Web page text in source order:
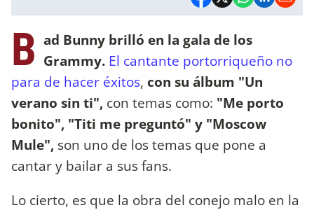
B ad Bunny brilló en la gala de los
Grammy. El cantante portorriqueño no
para de hacer éxitos, con su álbum "Un
verano sin ti", con temas como: "Me porto
bonito", "Titi me preguntó" y "Moscow
Mule", son uno de los temas que pone a
cantar y bailar a sus fans.
Lo cierto, es que la obra del conejo malo en la